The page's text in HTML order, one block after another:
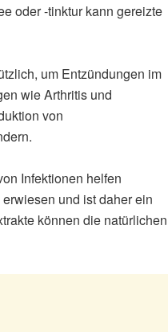
oder -tinktur kann gereizte
um Entzündungen im
wie Arthritis und
von
Infektionen helfen
und ist daher ein
können die natürlichen